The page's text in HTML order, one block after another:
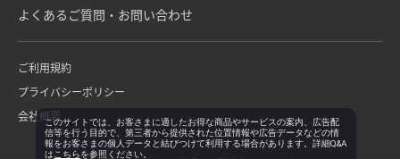
よくあるご質問・お問い合わせ
ご利用規約
プライバシーポリシー
会社概要このサイトでは、お客さまに適したお得な商品やサービスの案内、広告配
信等を行う目的で、第三者から提供された位置情報や広告データなどの情
報をお客さまの個人データと結びつけて利用する場合があります。詳細Q&A
は こちらを参照ください。